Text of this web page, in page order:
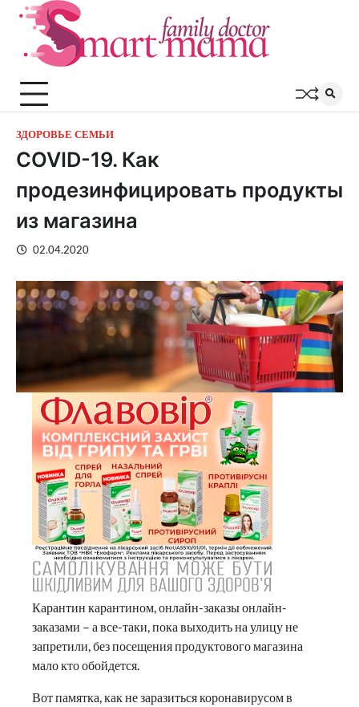
Перейти
содержимому
ЗДОРОВЬЕ СЕМЬИ
COVID-19. Как
продезинфицировать продукты
из магазина
02.04.2020
Карантин карантином, онлайн-заказы онлайн-
заказами – а все-таки, пока выходить на улицу не
запретили, без посещения продуктового магазина
мало кто обойдется.
Вот памятка, как не заразиться коронавирусом в